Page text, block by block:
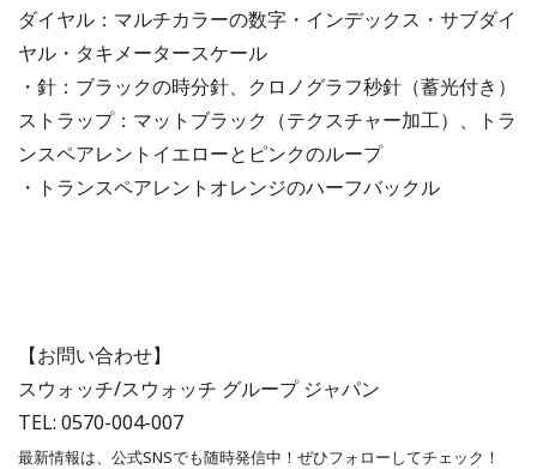
ダイヤル：マルチカラーの数字・インデックス・サブダイ
ヤル・タキメータースケール
・針：ブラックの時分針、クロノグラフ秒針（蓄光付き）
ストラップ：マットブラック（テクスチャー加工）、トラ
ンスペアレントイエローとピンクのループ
・トランスペアレントオレンジのハーフバックル
【お問い合わせ】
スウォッチ/スウォッチ グループ ジャパン
TEL: 0570-004-007
最新情報は、公式SNSでも随時発信中！ぜひフォローしてチェック！